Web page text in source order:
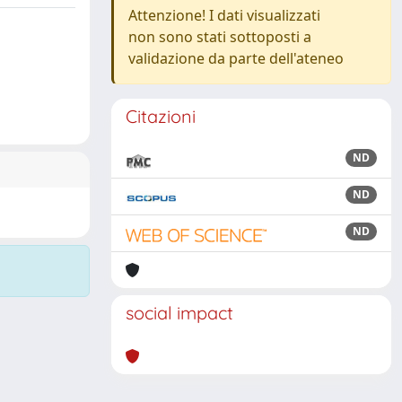
Attenzione! I dati visualizzati
non sono stati sottoposti a
validazione da parte dell'ateneo
Citazioni
ND
ND
ND
social impact